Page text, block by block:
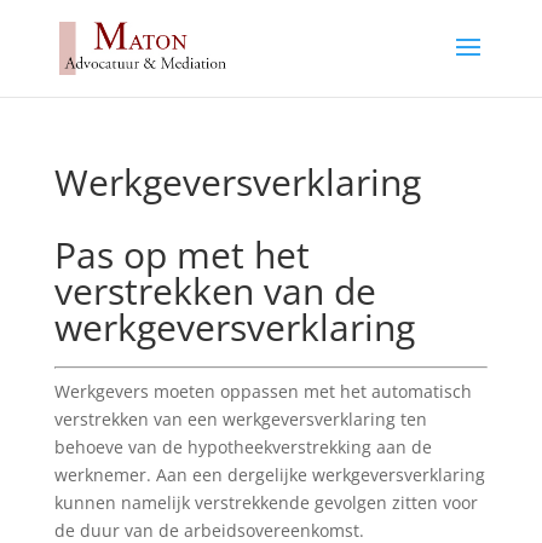
Werkgeversverklaring
Pas op met het
verstrekken van de
werkgeversverklaring
Werkgevers moeten oppassen met het automatisch
verstrekken van een werkgeversverklaring ten
behoeve van de hypotheekverstrekking aan de
werknemer. Aan een dergelijke werkgeversverklaring
kunnen namelijk verstrekkende gevolgen zitten voor
de duur van de arbeidsovereenkomst.